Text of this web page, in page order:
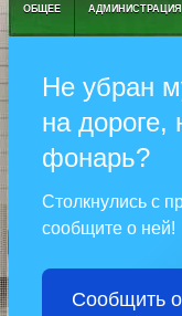
ОБЩЕЕ АДМИНИСТРАЦИЯ
Не убран
на дороге,
фонарь?
Столкнулись с
сообщите о ней!
Сообщить